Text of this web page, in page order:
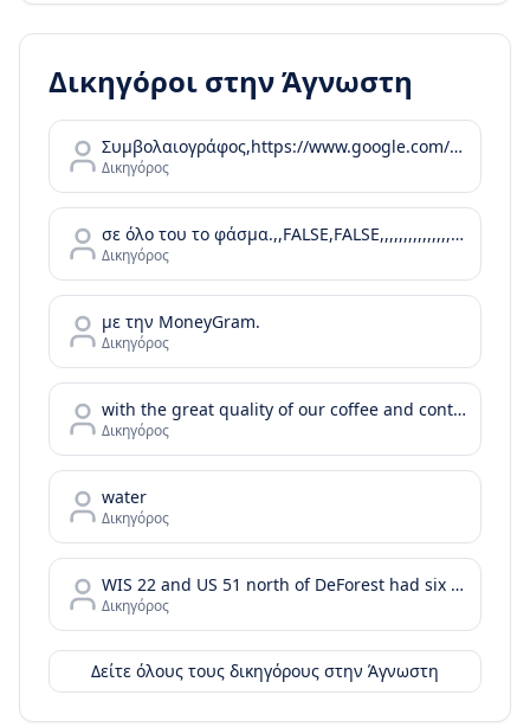
Δικηγόροι στηνΆγνωστη
Συμβολαιογράφος,https://www.google.com/maps/contrib/102269460360373694118,,,,,https://www.google.com/maps/place/%CE%91%CE%B3%CE%B3%CE%B5%CE%BB%CE%B9%CE%BA%CE%AE+%CE%91.+%CE%A0%CF%81%CE%AF%CF%86%CF%84%CE%B7%2C+%CE%A3%CF%85%CE%BC%CE%B2%CE%BF%CE%BB%CE%B1%CE%B9%CE%BF%CE%B3%CF%81%CE%AC%CF%86%CE%BF%CF%82/@37.0899085
Δικηγόρος
σε όλο του το φάσμα.,,FALSE,FALSE,,,,,,,,,,,,,,,,,,,,,,
Δικηγόρος
με την MoneyGram.
Δικηγόρος
with the great quality of our coffee and continue with your day or your bussiness meeting by enjoying the tastes of our food menu.
Δικηγόρος
water
Δικηγόρος
WIS 22 and US 51 north of DeForest had six injury crashes in the two years before the project was completed. In the two years after the roundabout was installed
Δικηγόρος
Δείτε όλους τους δικηγόρους στην Άγνωστη